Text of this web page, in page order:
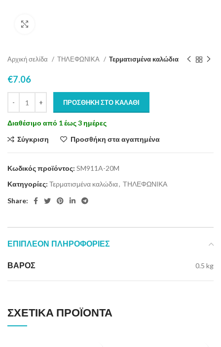
Αρχική σελίδα ΤΗΛΕΦΩΝΙΚΑ Τερματισμένα καλώδια
€7.06
ΠΡΟΣΘΉΚΗ ΣΤΟ ΚΑΛΆΘΙ
Διαθέσιμο από 1 έως 3 ημέρες
Σύγκριση
Προσθήκη στα αγαπημένα
Κωδικός προϊόντος: SM911A-20M
Κατηγορίες: Τερματισμένα καλώδια, ΤΗΛΕΦΩΝΙΚΑ
Share:
ΕΠΙΠΛΈΟΝ ΠΛΗΡΟΦΟΡΊΕΣ
ΒΆΡΟΣ 0.5 kg
ΣΧΕΤΙΚΆ ΠΡΟΪΌΝΤΑ